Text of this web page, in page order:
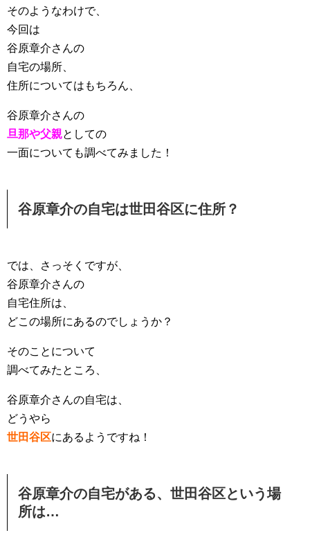
そのようなわけで、
今回は
谷原章介さんの
自宅の場所、
住所についてはもちろん、
谷原章介さんの
旦那や父親としての
一面についても調べてみました！
谷原章介の自宅は世田谷区に住所？
では、さっそくですが、
谷原章介さんの
自宅住所は、
どこの場所にあるのでしょうか？
そのことについて
調べてみたところ、
谷原章介さんの自宅は、
どうやら
世田谷区にあるようですね！
谷原章介の自宅がある、世田谷区という場
所は…